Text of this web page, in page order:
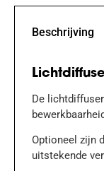
Beschrijving
De
Optioneel zijn
uitstekende